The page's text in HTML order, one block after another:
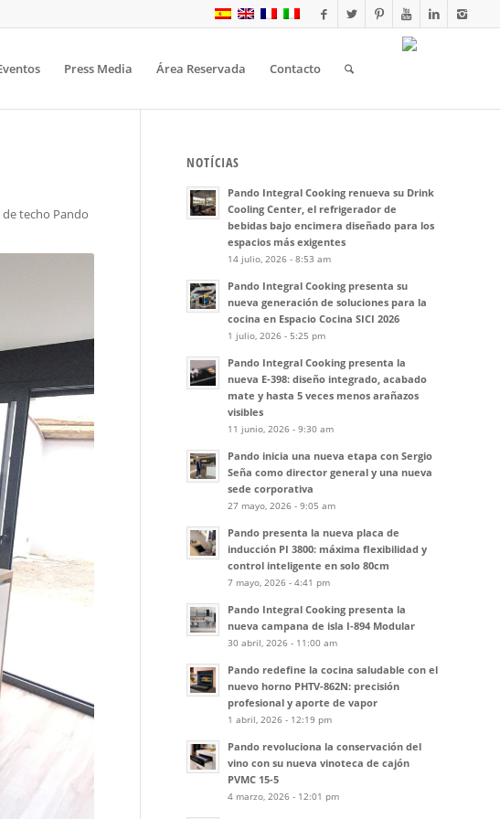
Press Media Área Reservada Contacto
techo Pando
NOTÍCIAS
Pando Integral Cooking renueva su Drink
Cooling Center, el refrigerador de
bebidas bajo encimera diseñado para los
espacios más exigentes
14 julio, 2026 - 8:53 am
Pando Integral Cooking presenta su
nueva generación de soluciones para la
cocina en Espacio Cocina SICI 2026
1 julio, 2026 - 5:25 pm
Pando Integral Cooking presenta la
nueva E-398: diseño integrado, acabado
mate y hasta 5 veces menos arañazos
visibles
11 junio, 2026 - 9:30 am
Pando inicia una nueva etapa con Sergio
Seña como director general y una nueva
sede corporativa
27 mayo, 2026 - 9:05 am
Pando presenta la nueva placa de
inducción PI 3800: máxima flexibilidad y
control inteligente en solo 80cm
7 mayo, 2026 - 4:41 pm
Pando Integral Cooking presenta la
nueva campana de isla I-894 Modular
30 abril, 2026 - 11:00 am
Pando redefine la cocina saludable con el
nuevo horno PHTV-862N: precisión
profesional y aporte de vapor
1 abril, 2026 - 12:19 pm
Pando revoluciona la conservación del
vino con su nueva vinoteca de cajón
PVMC 15-5
4 marzo, 2026 - 12:01 pm